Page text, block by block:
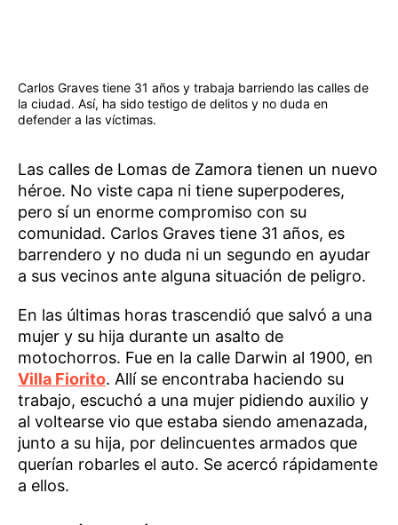
Carlos Graves tiene 31 años y trabaja barriendo las calles de
la ciudad. Así, ha sido testigo de delitos y no duda en
defender a las víctimas.
Las calles de Lomas de Zamora tienen un nuevo
héroe. No viste capa ni tiene superpoderes,
pero sí un enorme compromiso con su
comunidad. Carlos Graves tiene 31 años, es
barrendero y no duda ni un segundo en ayudar
a sus vecinos ante alguna situación de peligro.
En las últimas horas trascendió que salvó a una
mujer y su hija durante un asalto de
motochorros. Fue en la calle Darwin al 1900, en
Villa Fiorito. Allí se encontraba haciendo su
trabajo, escuchó a una mujer pidiendo auxilio y
al voltearse vio que estaba siendo amenazada,
junto a su hija, por delincuentes armados que
querían robarles el auto. Se acercó rápidamente
a ellos.